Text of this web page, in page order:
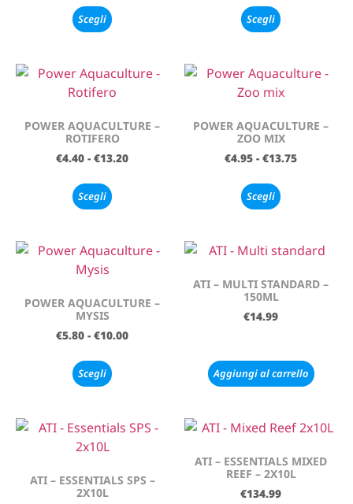
Scegli Scegli
POWER AQUACULTURE –
ROTIFERO
€4.40 - €13.20
Scegli
POWER AQUACULTURE –
ZOO MIX
€4.95 - €13.75
Scegli
POWER AQUACULTURE –
MYSIS
€5.80 - €10.00
Scegli
ATI – MULTI STANDARD –
150ML
€14.99
Aggiungi al carrello
ATI – ESSENTIALS SPS –
2X10L
ATI – ESSENTIALS MIXED
REEF – 2X10L
€134.99